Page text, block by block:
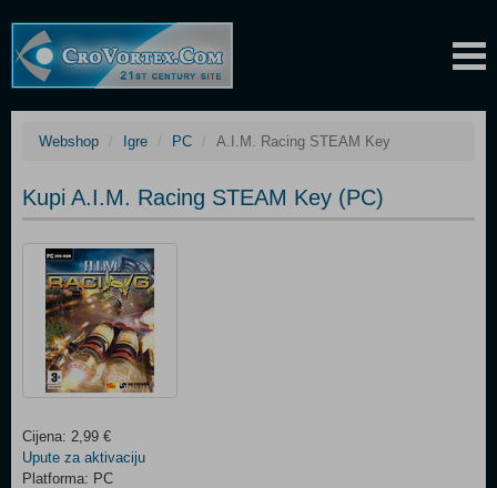
Webshop Igre PC A.I.M. Racing STEAM Key
Kupi A.I.M. Racing STEAM Key (PC)
Cijena: 2,99 €
Upute za aktivaciju
Platforma: PC